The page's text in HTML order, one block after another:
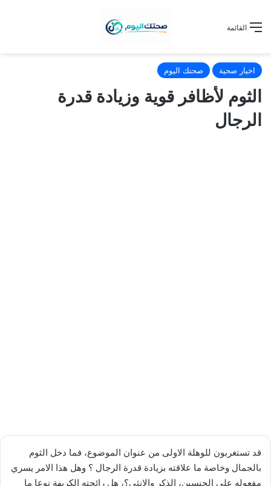
القائمة
اخبار صحية صحتك اليوم
الثوم لأظافر قوية وزيادة قدرة
الرجال
قد تستغربون للوهلة الاولى من عنوان الموضوع، فما دخل الثوم
بالجمال وخاصة ما علاقته بزيادة قدرة الرجال ؟ وهل هذا الامر يسري
مفعوله على الجنسين، الذكر والانثى؟، هل رائحته الكريهة نوعا ما